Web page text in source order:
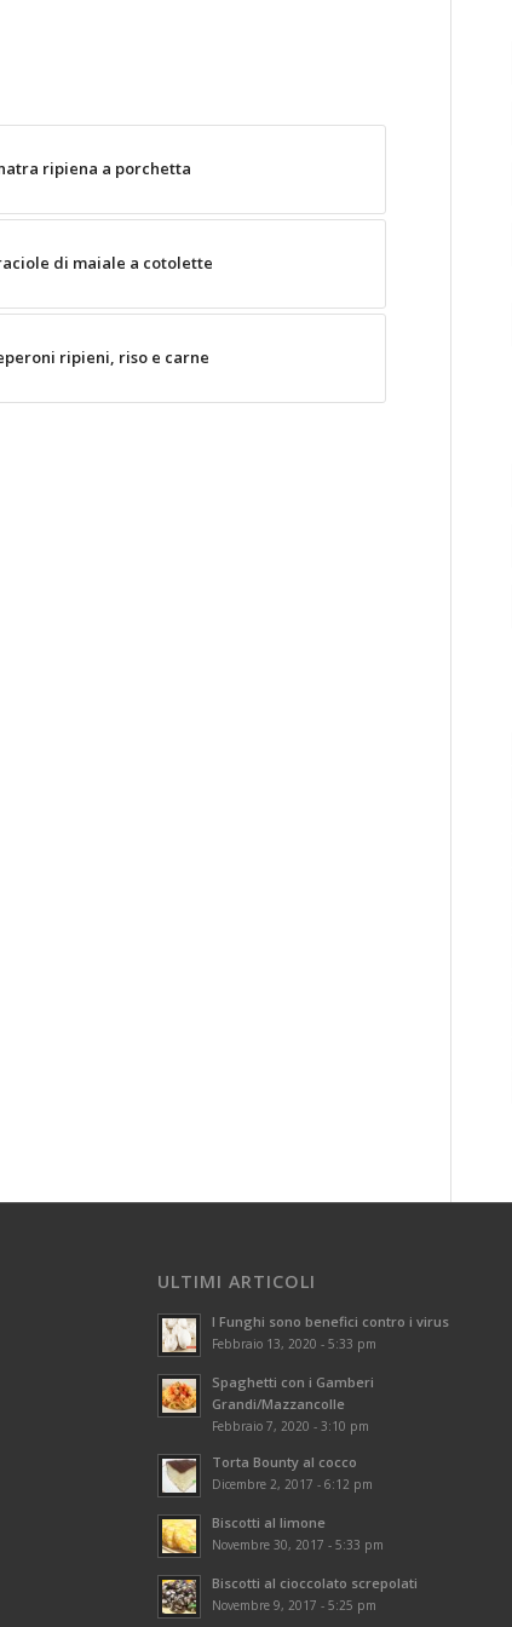
ripiena a porchetta
di maiale a cotolette
ripieni, riso e carne
ULTIMI ARTICOLI
I Funghi sono benefici contro i virus
Febbraio 13, 2020 - 5:33 pm
Spaghetti con i Gamberi
Grandi/Mazzancolle
Febbraio 7, 2020 - 3:10 pm
Torta Bounty al cocco
Dicembre 2, 2017 - 6:12 pm
Biscotti al limone
Novembre 30, 2017 - 5:33 pm
Biscotti al cioccolato screpolati
Novembre 9, 2017 - 5:25 pm